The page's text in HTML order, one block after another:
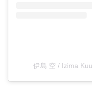
伊島 空 / Izima